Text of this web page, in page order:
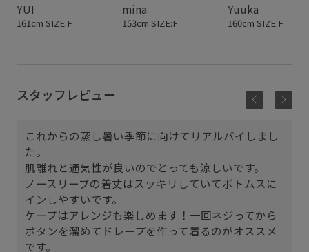
YUI
161cm SIZE:F
mina
153cm SIZE:F
Yuuka
160cm SIZE:F
スタッフレビュー
これからの蒸し暑い季節に向けてリアルバイしまし
た。
肌離れと通気性が良いのでとっても涼しいです。
ノースリーブの着丈はスッキリしていてボトムスに
インしやすいです。
ケープはアレンジも楽しめます！一回ネジってから
ボタンを溜めてドレープを作って着るのがオススメ
です。